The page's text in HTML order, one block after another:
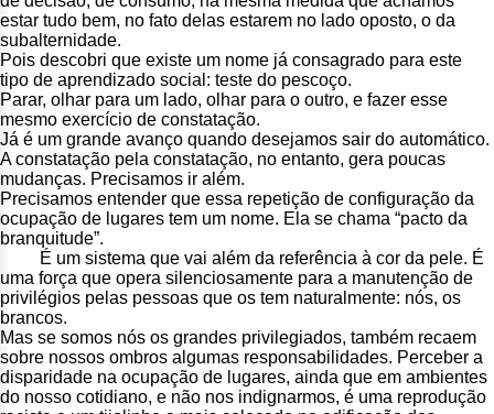
estar tudo bem, no fato delas estarem no lado oposto, o da
subalternidade.
Pois descobri que existe um nome já consagrado para este
tipo de aprendizado social: teste do pescoço.
Parar, olhar para um lado, olhar para o outro, e fazer esse
mesmo exercício de constatação.
Já é um grande avanço quando desejamos sair do automático.
A constatação pela constatação, no entanto, gera poucas
mudanças. Precisamos ir além.
Precisamos entender que essa repetição de configuração da
ocupação de lugares tem um nome. Ela se chama “pacto da
branquitude”.
É um sistema que vai além da referência à cor da pele. É
uma força que opera silenciosamente para a manutenção de
privilégios pelas pessoas que os tem naturalmente: nós, os
brancos.
Mas se somos nós os grandes privilegiados, também recaem
sobre nossos ombros algumas responsabilidades. Perceber a
disparidade na ocupação de lugares, ainda que em ambientes
do nosso cotidiano, e não nos indignarmos, é uma reprodução